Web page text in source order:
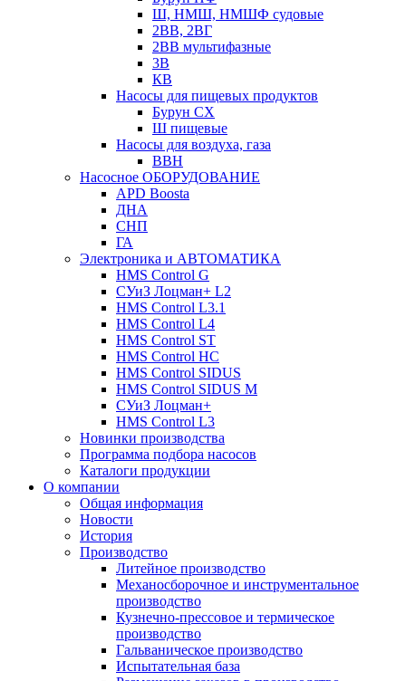
Ш, НМШ, НМШФ судовые
2ВВ, 2ВГ
2ВВ мультифазные
3В
КВ
Насосы для пищевых продуктов
Бурун СХ
Ш пищевые
Насосы для воздуха, газа
ВВН
Насосное ОБОРУДОВАНИЕ
APD Boosta
ДНА
СНП
ГА
Электроника и АВТОМАТИКА
HMS Control G
СУиЗ Лоцман+ L2
HMS Control L3.1
HMS Control L4
HMS Control ST
HMS Control HC
HMS Control SIDUS
HMS Control SIDUS M
СУиЗ Лоцман+
HMS Control L3
Новинки производства
Программа подбора насосов
Каталоги продукции
О компании
Общая информация
Новости
История
Производство
Литейное производство
Механосборочное и инструментальное
производство
Кузнечно-прессовое и термическое
производство
Гальваническое производство
Испытательная база